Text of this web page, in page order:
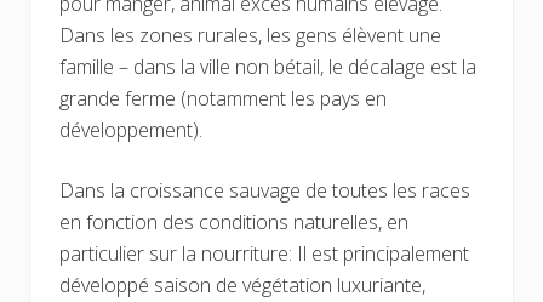
Dans les zones rurales, les gens élèvent une
famille – dans la ville non bétail, le décalage est la
grande ferme (notamment les pays en
développement).
Dans la croissance sauvage de toutes les races
en fonction des conditions naturelles, en
particulier sur la nourriture: Il est principalement
développé saison de végétation luxuriante,